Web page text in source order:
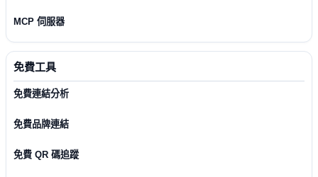
MCP 伺服器
免費工具
免費連結分析
免費品牌連結
免費 QR 碼追蹤